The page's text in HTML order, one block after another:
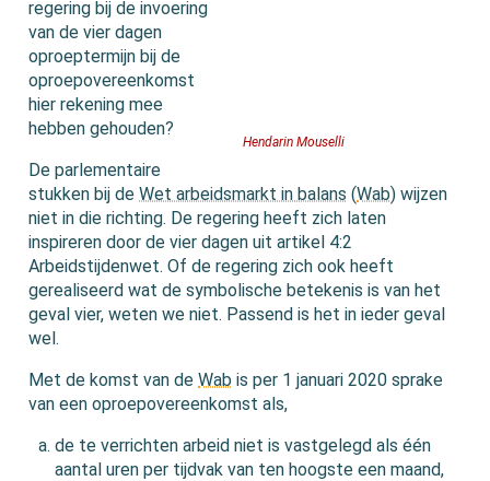
Hendarin Mouselli
regering bij de invoering
van de vier dagen
oproeptermijn bij de
oproepovereenkomst
hier rekening mee
hebben gehouden?
De parlementaire
stukken bij deWet arbeidsmarkt in balans (Wab) wijzen
niet in die richting. De regering heeft zich laten
inspireren door de vier dagen uit artikel 4:2
Arbeidstijdenwet. Of de regering zich ook heeft
gerealiseerd wat de symbolische betekenis is van het
geval vier, weten we niet. Passend is het in ieder geval
wel.
Met de komst van deWab is per 1 januari 2020 sprake
van een oproepovereenkomst als,
de te verrichten arbeid niet is vastgelegd als één
aantal uren per tijdvak van ten hoogste een maand,